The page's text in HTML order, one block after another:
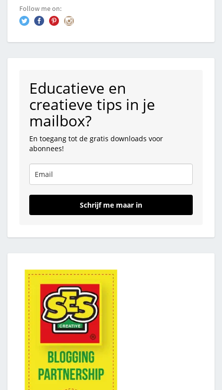
Follow me on:
Educatieve en
creatieve tips in je
mailbox?
En toegang tot de gratis downloads voor
abonnees!
Schrijf me maar in